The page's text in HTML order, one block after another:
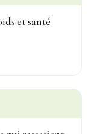
et santé